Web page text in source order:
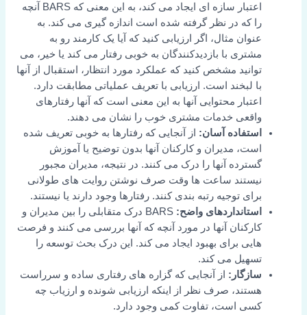
اعتبار سازه ای ایجاد می کند، به این معنی که BARS آنچه
را که در نظر گرفته شده است اندازه گیری می کند. به
عنوان مثال، اگر ارزیابی کنید که آیا یک کارمند رو به
مشتری با بازدیدکنندگان به خوبی رفتار می کند یا خیر، می
توانید مشخص کنید که عملکرد مورد انتظار، استقبال از آنها
با لبخند است. ارزیابی با تعریف عملیاتی مطابقت دارد.
اعتبار محتوایی آنها به این معنی است که آنها رفتارهای
واقعی خدمات مشتری خوب را نشان می دهند.
استفاده آسان: از آنجایی که رفتارها به خوبی تعریف شده
است، مدیران و کارکنان آنها بدون توضیح یا آموزش
گسترده آنها را درک می کنند. در نتیجه، مدیران مجبور
نیستند ساعت ها وقت صرف نوشتن روایت های طولانی
برای توجیه رتبه بندی کنند. رفتارها وجود دارند یا نیستند.
استانداردهای واضح:
BARS درک متقابلی را بین مدیران و
کارکنان آنها در مورد آنچه که آنها بررسی می کنند و فرصت
هایی برای بهبود ایجاد می کند. این درک بحث توسعه را
تسهیل می کند.
سازگار: از آنجایی که گزاره های رفتاری ساده و سرراست
هستند، صرف نظر از اینکه ارزیابی شونده و ارزیاب چه
کسی است، تفاوت کمی وجود دارد.